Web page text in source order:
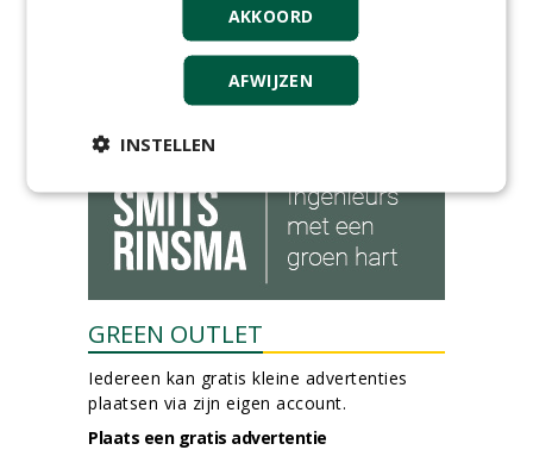
Werkvoorbereider
groenbeheer (32-40 uur per
week) bij SmitsRinsma
24-06-2026, Zutphen en op project locatie
GREEN OUTLET
Iedereen kan gratis kleine advertenties
plaatsen via zijn eigen account.
Plaats een gratis advertentie
AKKOORD
AFWIJZEN
INSTELLEN